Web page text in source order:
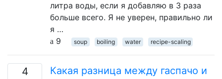
литра воды, если я добавляю в 3 раза
больше всего. Я не уверен, правильно ли
я …
9
soup boiling water recipe-scaling
4
Какая разница между гаспачо и